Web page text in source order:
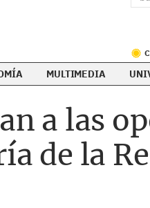
MULTIMEDIA
a las
de la